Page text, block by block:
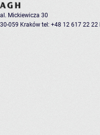
al. Mickiewicza 30
30-059 Kraków tel: +48 12 617 22 22